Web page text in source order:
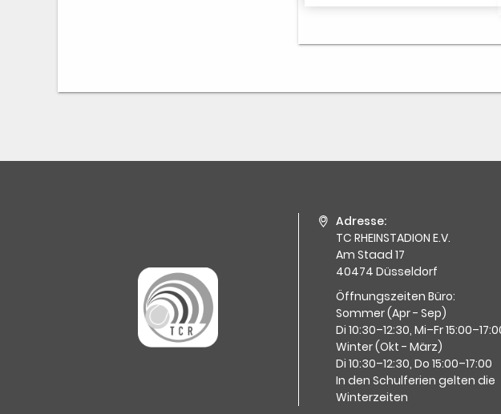
Adresse:
TC RHEINSTADION E.V.
Am Staad 17
40474 Düsseldorf
Öffnungszeiten Büro:
Sommer (Apr - Sep)
Di 10:30–12:30, Mi–Fr
Winter (Okt - März)
Di 10:30–12:30, Do 15:00–17:00
In den Schulferien gelten die
Winterzeiten